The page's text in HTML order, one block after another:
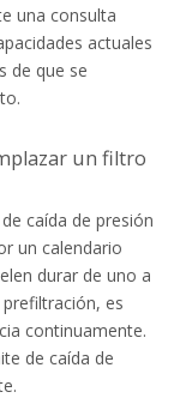
una consulta
actuales
de que se
un filtro
caída de presión
un calendario
durar de uno a
es
continuamente.
de caída de